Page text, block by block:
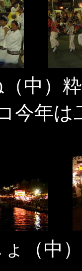
（中）
今年は
ょ（中